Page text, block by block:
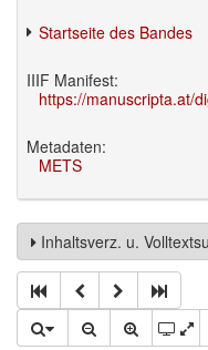
Startseite des Bandes
IIIF Manifest:
https://manuscripta.at/
Metadaten:
METS
Inhaltsverz. u.